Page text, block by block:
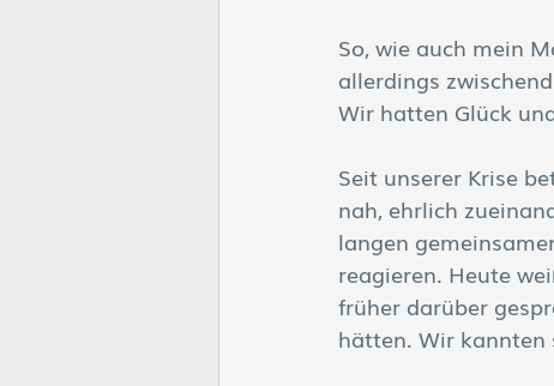
So, wie auch mein
allerdings
Wir hatten Glück
Seit unserer Krise
nah, ehrlich
langen
reagieren. Heute
früher darüber
hätten. Wir kannten